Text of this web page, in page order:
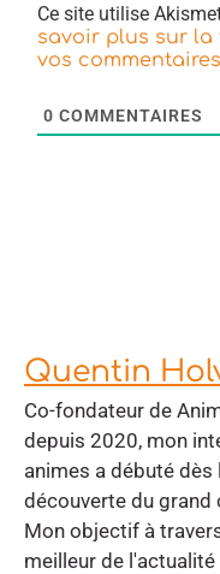
Ce site utilise
savoir plus sur la
vos
0 COMMENTAIRES
Quentin
Co-fondateur de
depuis 2020, mon
animes a débuté dès
découverte du grand
Mon objectif à
meilleur de